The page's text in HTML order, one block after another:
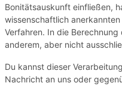
Bonitätsauskunft einfließen,
wissenschaftlich
Verfahren. In die
anderem, aber nicht
Du kannst dieser
Nachricht an uns oder